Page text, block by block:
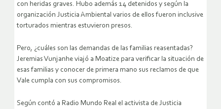
con heridas graves. Hubo además 14 detenidos y según la
organización Justicia Ambiental varios de ellos fueron inclusive
torturados mientras estuvieron presos.
Pero, ¿cuáles son las demandas de las familias reasentadas?
Jeremias Vunjanhe viajó a Moatize para verificar la situación de
esas familias y conocer de primera mano sus reclamos de que
Vale cumpla con sus compromisos.
Según contó a Radio Mundo Real el activista de Justicia